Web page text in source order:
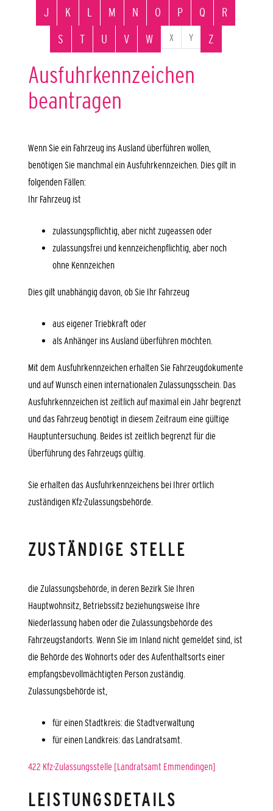
J
K L M N O P Q
R
S
T U V W X Y Z
Ausfuhrkennzeichen
beantragen
Wenn Sie ein Fahrzeug ins Ausland überführen wollen,
benötigen Sie manchmal ein Ausfuhrkennzeichen. Dies gilt in
folgenden Fällen:
Ihr Fahrzeug ist
zulassungspflichtig, aber nicht zugeassen oder
zulassungsfrei und kennzeichenpflichtig, aber noch
ohne Kennzeichen
Dies gilt unabhängig davon, ob Sie Ihr Fahrzeug
aus eigener Triebkraft oder
als Anhänger ins Ausland überführen möchten.
Mit dem Ausfuhrkennzeichen erhalten Sie Fahrzeugdokumente
und auf Wunsch einen internationalen Zulassungsschein. Das
Ausfuhrkennzeichen ist zeitlich auf maximal ein Jahr begrenzt
und das Fahrzeug benötigt in diesem Zeitraum eine gültige
Hauptuntersuchung. Beides ist zeitlich begrenzt für die
Überführung des Fahrzeugs gültig.
Sie erhalten das Ausfuhrkennzeichens bei Ihrer örtlich
zuständigen Kfz-Zulassungsbehörde.
ZUSTÄNDIGE STELLE
die Zulassungsbehörde, in deren Bezirk Sie Ihren
Hauptwohnsitz, Betriebssitz beziehungsweise Ihre
Niederlassung haben oder die Zulassungsbehörde des
Fahrzeugstandorts. Wenn Sie im Inland nicht gemeldet sind, ist
die Behörde des Wohnorts oder des Aufenthaltsorts einer
empfangsbevollmächtigten Person zuständig.
Zulassungsbehörde ist,
für einen Stadtkreis: die Stadtverwaltung
für einen Landkreis: das Landratsamt.
422 Kfz-Zulassungsstelle [Landratsamt Emmendingen]
LEISTUNGSDETAILS